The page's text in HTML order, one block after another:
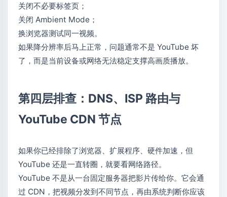
关闭不必要标签页；
关闭 Ambient Mode；
换浏览器测试同一视频。
如果降分辨率后马上正常，问题通常不是 YouTube 坏
了，而是当前设备或网络无法稳定支撑高画质播放。
第四层排查：DNS、ISP 路由与
YouTube CDN 节点
如果你已经排除了浏览器、扩展程序、硬件加速，但
YouTube 还是一直转圈，就要看网络路径。
YouTube 不是从一台固定服务器把影片传给你。它会通
过 CDN，把视频分发到不同节点，再由系统判断你应该